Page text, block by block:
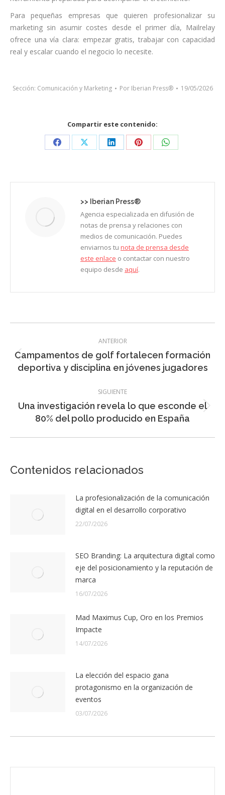
Para pequeñas empresas que quieren profesionalizar su
marketing sin asumir costes desde el primer día, Mailrelay
ofrece una vía clara: empezar gratis, trabajar con capacidad
real y escalar cuando el negocio lo necesite.
Sección: Comunicación y Marketing Por Iberian Press® 19/05/2026
Compartir este contenido:
Share
Facebook
Share
X
Share
LinkedIn
Share
Pinterest
Share
WhatsApp
>> Iberian Press®
Agencia especializada en difusión de
notas de prensa y relaciones con
medios de comunicación. Puedes
enviarnos tu nota de prensa desde
este enlace o contactar con nuestro
equipo desde aquí.
entre
entradas
ANTERIOR
Entrada
anterior:
Campamentos de golf fortalecen formación
deportiva y disciplina en jóvenes jugadores
SIGUIENTE
Entrada
siguiente:
Una investigación revela lo que esconde el
80% del pollo producido en España
Contenidos relacionados
La profesionalización de la comunicación
digital en el desarrollo corporativo
22/07/2026
SEO Branding: La arquitectura digital como
eje del posicionamiento y la reputación de
marca
16/07/2026
Mad Maximus Cup, Oro en los Premios
Impacte
14/07/2026
La elección del espacio gana
protagonismo en la organización de
eventos
03/07/2026